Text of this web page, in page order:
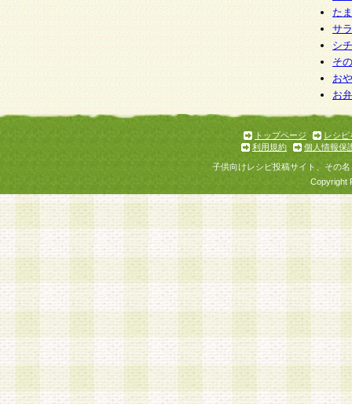
た
サ
シ
そ
お
お
トップページ
レシピ
利用規約
個人情報保
子供向けレシピ投稿サイト、その
Copyright